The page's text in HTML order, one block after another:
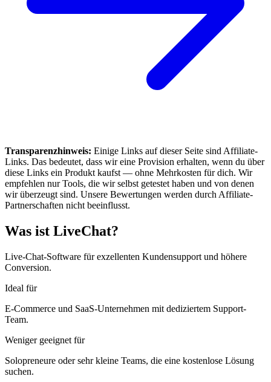
Transparenzhinweis: Einige Links auf dieser Seite sind Affiliate-
Links. Das bedeutet, dass wir eine Provision erhalten, wenn du über
diese Links ein Produkt kaufst — ohne Mehrkosten für dich. Wir
empfehlen nur Tools, die wir selbst getestet haben und von denen
wir überzeugt sind. Unsere Bewertungen werden durch Affiliate-
Partnerschaften nicht beeinflusst.
Was ist LiveChat?
Live-Chat-Software für exzellenten Kundensupport und höhere
Conversion.
Ideal für
E-Commerce und SaaS-Unternehmen mit dediziertem Support-
Team.
Weniger geeignet für
Solopreneure oder sehr kleine Teams, die eine kostenlose Lösung
suchen.